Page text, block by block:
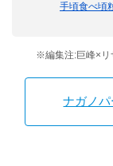
手頃食べ頃
※編集注:巨峰×リ
ナガノ